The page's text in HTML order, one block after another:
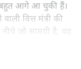
बहुत आगे आ चुकी हैं।
वित्त मंत्री की
जो सामग्री है, वह